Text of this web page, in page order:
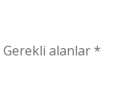
Gerekli alanlar*